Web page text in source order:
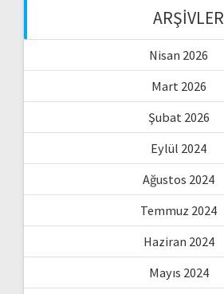
ARŞIVLER
Nisan 2026
Mart 2026
Şubat 2026
Eylül 2024
Ağustos 2024
Temmuz 2024
Haziran 2024
Mayıs 2024